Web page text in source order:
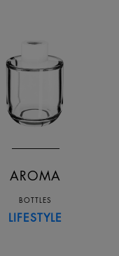
AROMA
BOTTLES
LIFESTYLE